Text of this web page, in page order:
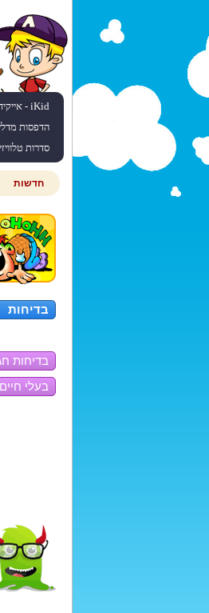
iKid - אייקיד
הדפסות
סדרות
חדשות
בדיחות
בדיחות
בעלי חיים